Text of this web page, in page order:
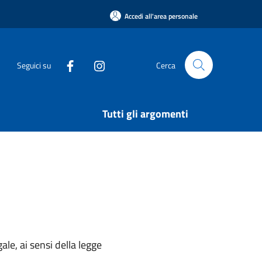
Accedi all'area personale
Seguici su Cerca
Tutti gli argomenti
ai sensi della legge